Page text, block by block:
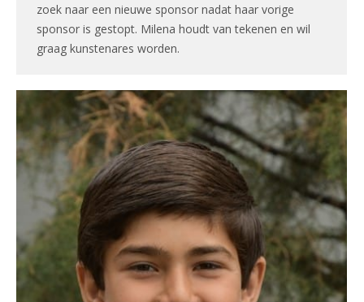
zoek naar een nieuwe sponsor nadat haar vorige
sponsor is gestopt. Milena houdt van tekenen en wil
graag kunstenares worden.